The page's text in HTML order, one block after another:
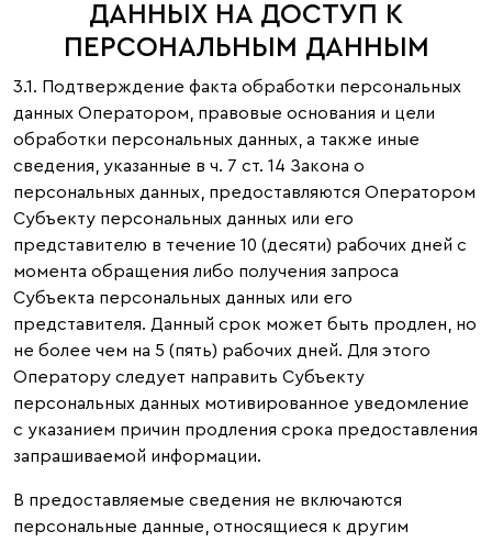
ДАННЫХ НА ДОСТУП К
ПЕРСОНАЛЬНЫМ ДАННЫМ
3.1. Подтверждение факта обработки персональных
данных Оператором, правовые основания и цели
обработки персональных данных, а также иные
сведения, указанные в ч. 7 ст. 14 Закона о
персональных данных, предоставляются Оператором
Субъекту персональных данных или его
представителю в течение 10 (десяти) рабочих дней с
момента обращения либо получения запроса
Субъекта персональных данных или его
представителя. Данный срок может быть продлен, но
не более чем на 5 (пять) рабочих дней. Для этого
Оператору следует направить Субъекту
персональных данных мотивированное уведомление
с указанием причин продления срока предоставления
запрашиваемой информации.
В предоставляемые сведения не включаются
персональные данные, относящиеся к другим